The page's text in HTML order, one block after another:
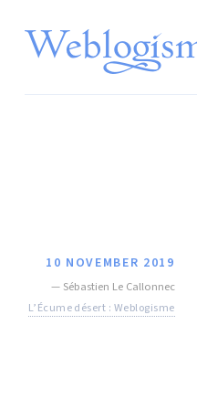
10 NOVEMBER 2019
— Sébastien Le Callonnec
L’Écume désert : Weblogisme